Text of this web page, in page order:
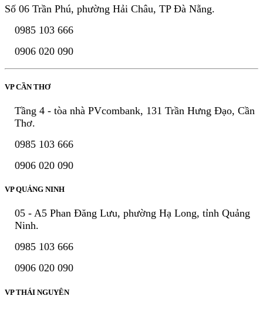
Số 06 Trần Phú, phường Hải Châu, TP Đà Nẵng.
0985 103 666
0906 020 090
VP CẦN THƠ
Tầng 4 - tòa nhà PVcombank, 131 Trần Hưng Đạo, Cần
Thơ.
0985 103 666
0906 020 090
VP QUẢNG NINH
05 - A5 Phan Đăng Lưu, phường Hạ Long, tỉnh Quảng
Ninh.
0985 103 666
0906 020 090
VP THÁI NGUYÊN